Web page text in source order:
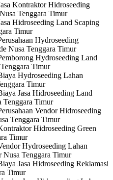
Kontraktor Hidroseeding
Tenggara Timur
Hidroseeding Land Scaping
Timur
Hydroseeding
Nusa Tenggara Timur
Hydroseeding Land
Timur
Hydroseeding Lahan
Timur
Jasa Hidroseeding Land
Tenggara Timur
Vendor Hidroseeding
Tenggara Timur
Hidroseeding Green
Timur
Hydroseeding Lahan
Nusa Tenggara Timur
Jasa Hidroseeding Reklamasi
Timur